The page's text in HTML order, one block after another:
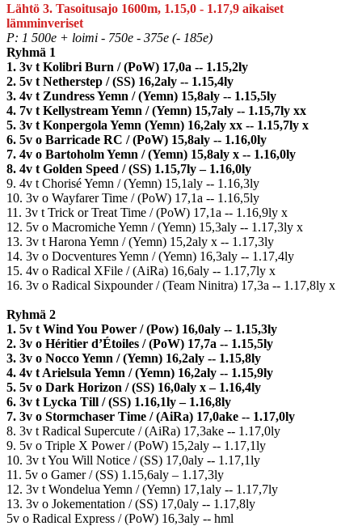
Lähtö 3. Tasoitusajo 1600m, 1.15,0 - 1.17,9 aikaiset
lämminveriset
P: 1 500e + loimi - 750e - 375e (- 185e)
Ryhmä 1
1. 3v t Kolibri Burn / (PoW) 17,0a -- 1.15,2ly
2. 5v t Netherstep / (SS) 16,2aly -- 1.15,4ly
3. 4v t Zundress Yemn / (Yemn) 15,8aly -- 1.15,5ly
4. 7v t Kellystream Yemn / (Yemn) 15,7aly -- 1.15,7ly xx
5. 3v t Konpergola Yemn (Yemn) 16,2aly xx -- 1.15,7ly x
6. 5v o Barricade RC / (PoW) 15,8aly -- 1.16,0ly
7. 4v o Bartoholm Yemn / (Yemn) 15,8aly x -- 1.16,0ly
8. 4v t Golden Speed / (SS) 1.15,7ly – 1.16,0ly
9. 4v t Chorisé Yemn / (Yemn) 15,1aly -- 1.16,3ly
10. 3v o Wayfarer Time / (PoW) 17,1a -- 1.16,5ly
11. 3v t Trick or Treat Time / (PoW) 17,1a -- 1.16,9ly x
12. 5v o Macromiche Yemn / (Yemn) 15,3aly -- 1.17,3ly x
13. 3v t Harona Yemn / (Yemn) 15,2aly x -- 1.17,3ly
14. 3v o Docventures Yemn / (Yemn) 16,3aly -- 1.17,4ly
15. 4v o Radical XFile / (AiRa) 16,6aly -- 1.17,7ly x
16. 3v o Radical Sixpounder / (Team Ninitra) 17,3a -- 1.17,8ly x
Ryhmä 2
1. 5v t Wind You Power / (Pow) 16,0aly -- 1.15,3ly
2. 3v o Héritier d’Étoiles / (PoW) 17,7a -- 1.15,5ly
3. 3v o Nocco Yemn / (Yemn) 16,2aly -- 1.15,8ly
4. 4v t Arielsula Yemn / (Yemn) 16,2aly -- 1.15,9ly
5. 5v o Dark Horizon / (SS) 16,0aly x – 1.16,4ly
6. 3v t Lycka Till / (SS) 1.16,1ly – 1.16,8ly
7. 3v o Stormchaser Time / (AiRa) 17,0ake -- 1.17,0ly
8. 3v t Radical Supercute / (AiRa) 17,3ake -- 1.17,0ly
9. 5v o Triple X Power / (PoW) 15,2aly -- 1.17,1ly
10. 3v t You Will Notice / (SS) 17,0aly -- 1.17,1ly
11. 5v o Gamer / (SS) 1.15,6aly – 1.17,3ly
12. 3v t Wondelua Yemn / (Yemn) 17,1aly -- 1.17,7ly
13. 3v o Jokementation / (SS) 17,0aly -- 1.17,8ly
5v o Radical Express / (PoW) 16,3aly -- hml